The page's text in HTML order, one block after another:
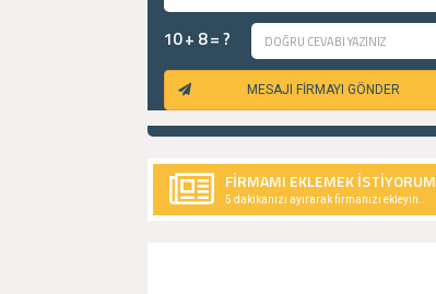
10 + 8 = ?
MESAJI FİRMAYI GÖNDER
FİRMAMI EKLEMEK İSTİYORUM
5 dakikanızı ayırarak firmanızı ekleyin..